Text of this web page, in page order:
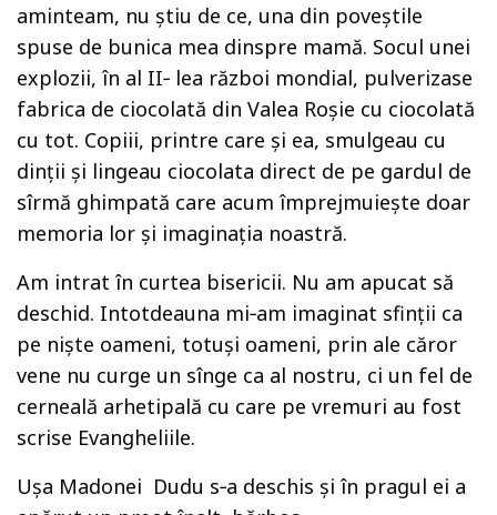
aminteam, nu ştiu de ce, una din poveştile
spuse de bunica mea dinspre mamă. Socul unei
explozii, în al II‑ lea război mondial, pulverizase
fabrica de ciocolată din Valea Roşie cu ciocolată
cu tot. Copiii, printre care şi ea, smulgeau cu
dinţii şi lingeau ciocolata direct de pe gardul de
sîrmă ghimpată care acum împrejmuieşte doar
memoria lor şi imaginaţia noastră.
Am intrat în curtea bisericii. Nu am apucat să
deschid. Intotdeauna mi‑am imaginat sfinţii ca
pe nişte oameni, totuşi oameni, prin ale căror
vene nu curge un sînge ca al nostru, ci un fel de
cerneală arhetipală cu care pe vremuri au fost
scrise Evangheliile.
Uşa Madonei Dudu s‑a deschis şi în pragul ei a